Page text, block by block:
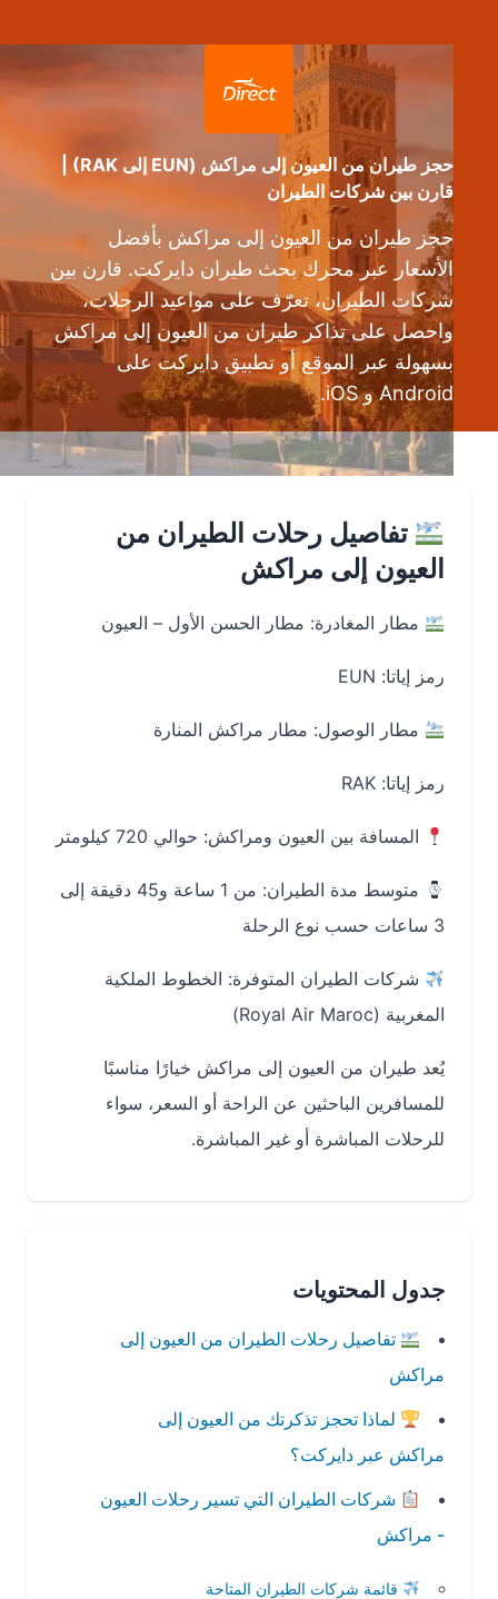
حجز طيران من العيون إلى مراكش (EUN إلى RAK) |
قارن بين شركات الطيران
حجز طيران من العيون إلى مراكش بأفضل
الأسعار عبر محرك بحث طيران دايركت. قارن بين
شركات الطيران، تعرّف على مواعيد الرحلات،
واحصل على تذاكر طيران من العيون إلى مراكش
بسهولة عبر الموقع أو تطبيق دايركت على
Android و iOS.
تفاصيل رحلات الطيران من
العيون إلى مراكش
مطار المغادرة: مطار الحسن الأول – العيون
رمز إياتا: EUN
مطار الوصول: مطار مراكش المنارة
رمز إياتا: RAK
المسافة بين العيون ومراكش: حوالي 720 كيلومتر
متوسط مدة الطيران: من 1 ساعة و45 دقيقة إلى
شركات الطيران المتوفرة: الخطوط الملكية
المغربية (Royal Air Maroc)
يُعد طيران من العيون إلى مراكش خيارًا مناسبًا
للمسافرين الباحثين عن الراحة أو السعر، سواء
للرحلات المباشرة أو غير المباشرة.
جدول المحتويات
تفاصيل رحلات الطيران من العيون إلى
مراكش
لماذا تحجز تذكرتك من العيون إلى
مراكش عبر دايركت؟
شركات الطيران التي تسير رحلات العيون
- مراكش
قائمة شركات الطيران المتاحة